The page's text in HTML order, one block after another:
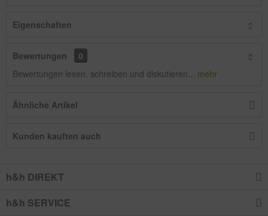
Eigenschaften
Bewertungen
0
Bewertungen lesen, schreiben und diskutieren... mehr
Ähnliche Artikel
Kunden kauften auch
h&h DIREKT
h&h SERVICE